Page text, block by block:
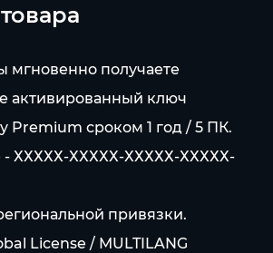
мгновенно получаете
активированный ключ
Premium сроком 1 год / 5 ПК.
- ХХХХХ-ХХХХХ-ХХХХХ-ХХХХХ-
привязки.
License / MULTILANG